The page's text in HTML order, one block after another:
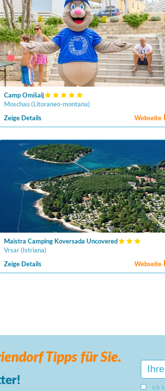
Camp Omišalj
Moschau ( Litoraneo-montana)
Zeige Details Webseite
Maistra Camping Koversada Uncovered
Vrsar ( Istriana)
Zeige Details Webseite
Tipps für Sie.
Ich